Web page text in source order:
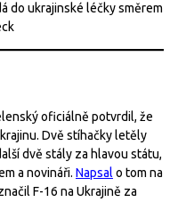
do ukrajinské léčky směrem
oficiálně potvrdil, že
Dvě stíhačky letěly
dvě stály za hlavou státu,
a novináři. Napsal o tom na
F-16 na Ukrajině za